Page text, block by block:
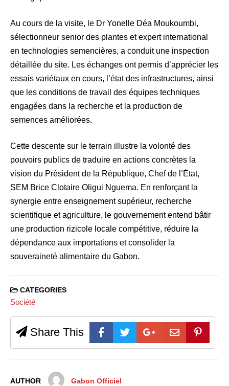
Au cours de la visite, le Dr Yonelle Déa Moukoumbi,
sélectionneur senior des plantes et expert international
en technologies semencières, a conduit une inspection
détaillée du site. Les échanges ont permis d’apprécier les
essais variétaux en cours, l’état des infrastructures, ainsi
que les conditions de travail des équipes techniques
engagées dans la recherche et la production de
semences améliorées.
Cette descente sur le terrain illustre la volonté des
pouvoirs publics de traduire en actions concrètes la
vision du Président de la République, Chef de l’État,
SEM Brice Clotaire Oligui Nguema. En renforçant la
synergie entre enseignement supérieur, recherche
scientifique et agriculture, le gouvernement entend bâtir
une production rizicole locale compétitive, réduire la
dépendance aux importations et consolider la
souveraineté alimentaire du Gabon.
CATEGORIES
Société
Share This
AUTHOR Gabon Officiel